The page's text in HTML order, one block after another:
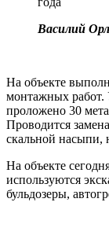
Василий
На объекте
монтажных работ.
проложено 30
Проводится
скальной насыпи,
На объекте
используются
бульдозеры,